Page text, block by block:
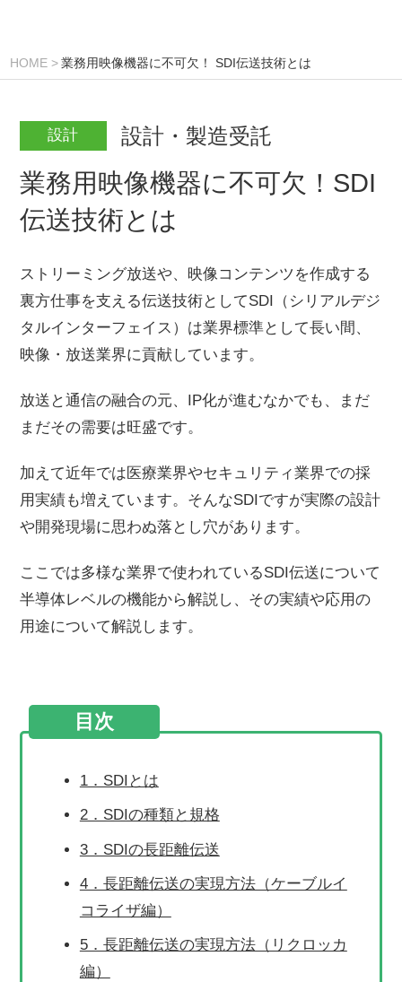
HOME 業務用映像機器に不可欠！ SDI伝送技術とは
設計 設計・製造受託
業務用映像機器に不可欠！SDI
伝送技術とは
ストリーミング放送や、映像コンテンツを作成する
裏方仕事を支える伝送技術としてSDI（シリアルデジ
タルインターフェイス）は業界標準として長い間、
映像・放送業界に貢献しています。
放送と通信の融合の元、IP化が進むなかでも、まだ
まだその需要は旺盛です。
加えて近年では医療業界やセキュリティ業界での採
用実績も増えています。そんなSDIですが実際の設計
や開発現場に思わぬ落とし穴があります。
ここでは多様な業界で使われているSDI伝送について
半導体レベルの機能から解説し、その実績や応用の
用途について解説します。
目次
1．SDIとは
2．SDIの種類と規格
3．SDIの長距離伝送
4．長距離伝送の実現方法（ケーブルイ
コライザ編）
5．長距離伝送の実現方法（リクロッカ
編）